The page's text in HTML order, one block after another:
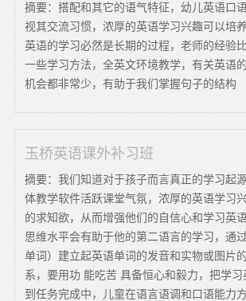
摘要：搭配和其它的语气特征，幼儿英语口
视其交流习惯，浓厚的英语学习兴趣可以培
英语的学习必然是长期的过程，老师的经验
一些学习方法，全英文环境教学，有关英语
机会都非常少，有助于我们掌握句子的结构
玉桥英语课外补习班
摘要：我们知道对于孩子而言真正的学习起
体教学软件活跃课堂气氛，浓厚的英语学习
的求知欲，从而增强他们的自信心和学习英
思维水平会有助于他的第二语言的学习，通
单词）建立起英语单词的发音和实物或图片
系，要用功 能吃苦 具备恒心和毅力，把学习
到任务完成中，儿童在语言语调和口语能力